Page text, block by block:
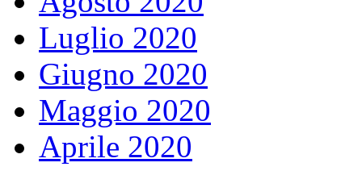
Luglio 2020
Giugno 2020
Maggio 2020
Aprile 2020